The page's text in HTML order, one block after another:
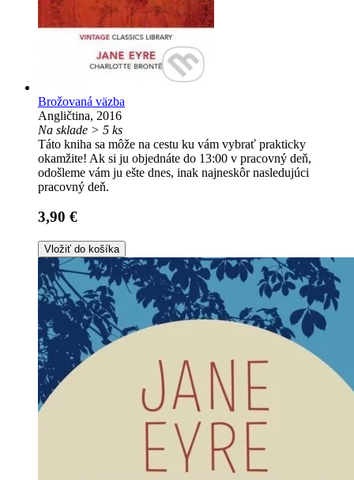
Brožovaná väzba
Angličtina, 2016
Na sklade > 5 ks
Táto kniha sa môže na cestu ku vám vybrať prakticky
okamžite! Ak si ju objednáte do 13:00 v pracovný deň,
odošleme vám ju ešte dnes, inak najneskôr nasledujúci
pracovný deň.
3,90 €
Vložiť do košíka